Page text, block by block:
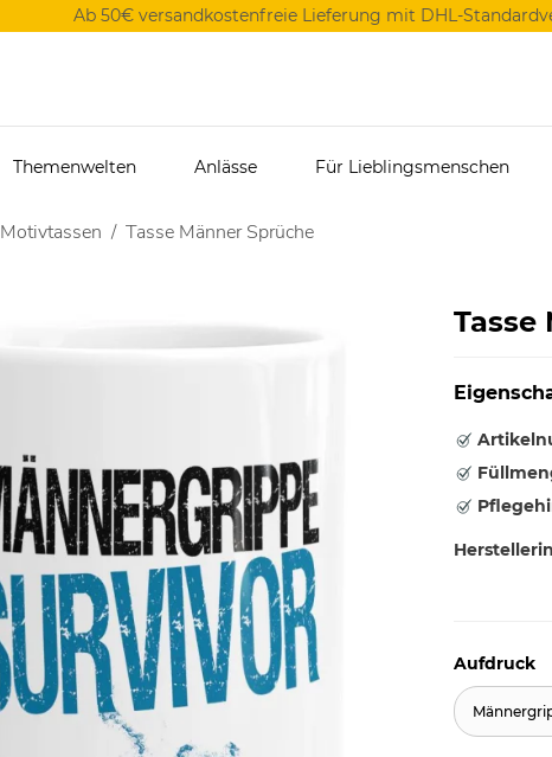
Ab 50€ versandkostenfreie Lieferung mit DHL-
Themenwelten Anlässe Für Lieblingsmenschen
Motivtassen Tasse Männer Sprüche
Tasse
Aufdruck